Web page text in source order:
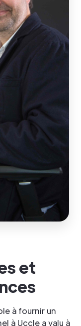
et
à fournir un
à Uccle a valu à